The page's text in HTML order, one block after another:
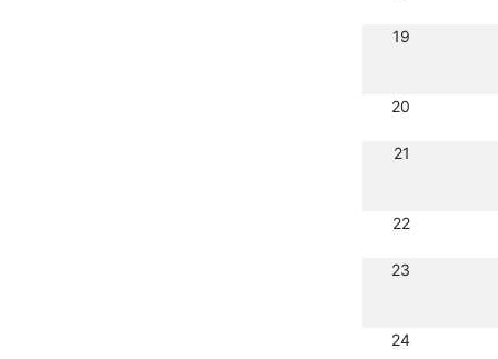
19
20
21
22
23
24